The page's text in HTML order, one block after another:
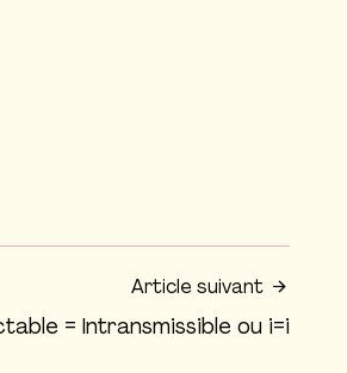
Article suivant
= Intransmissible ou i=i